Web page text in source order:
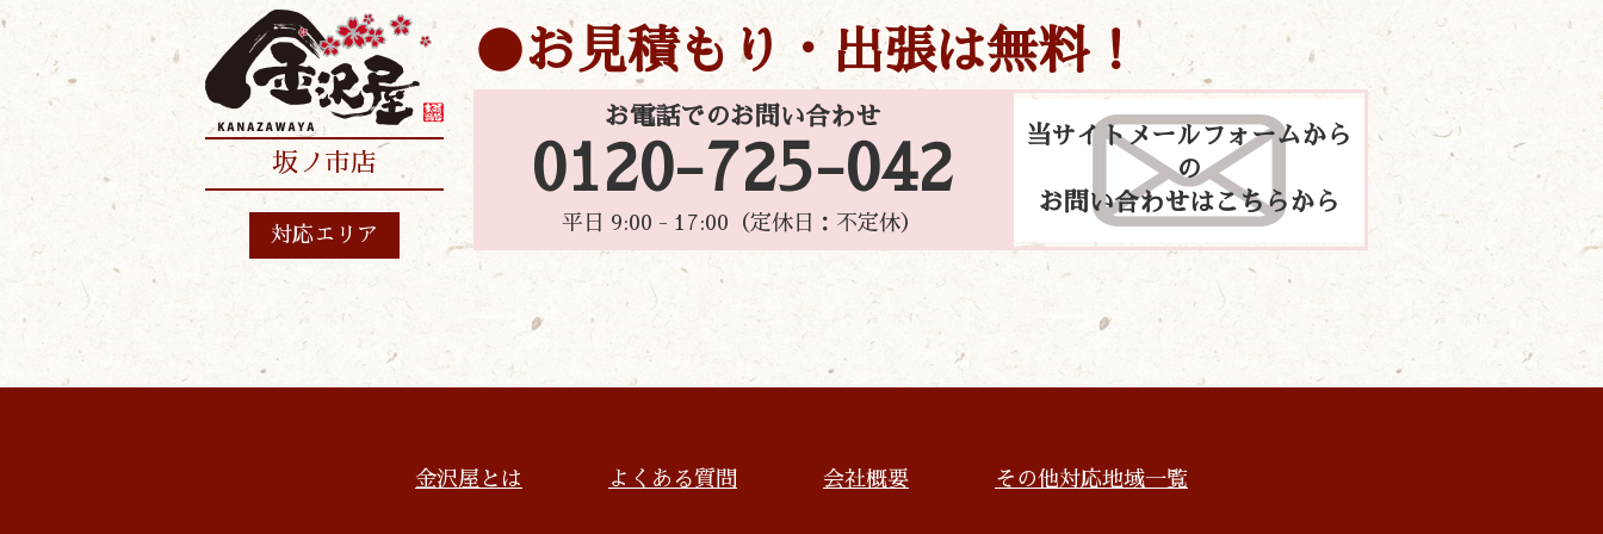
坂ノ市店
対応エリア
お見積もり・出張は無料！
お電話でのお問い合わせ
0120-725-042
平日 9:00 - 17:00（定休日：不定休）
当サイトメールフォームから
の
お問い合わせはこちらから
金沢屋とは よくある質問 会社概要 その他対応地域一覧